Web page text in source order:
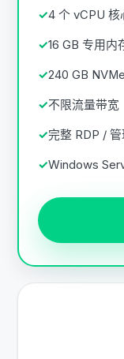
4 个 vCPU 核
16 GB 专用内
240 GB
不限流量带宽
完整 RDP /
Windows